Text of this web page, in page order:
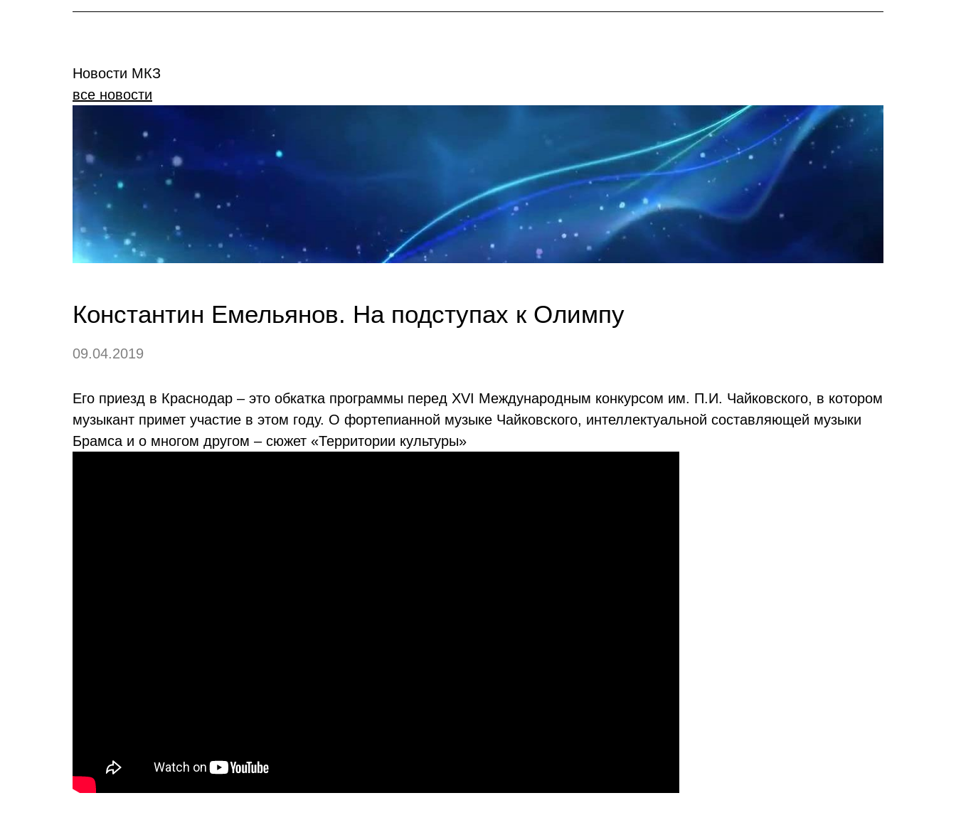
Новости МКЗ
все новости
Константин Емельянов. На подступах к Олимпу
09.04.2019
Его приезд в Краснодар – это обкатка программы перед ХVI Международным конкурсом им. П.И. Чайковского, в котором
музыкант примет участие в этом году. О фортепианной музыке Чайковского, интеллектуальной составляющей музыки
Брамса и о многом другом – сюжет «Территории культуры»